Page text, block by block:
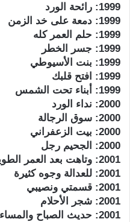
1999: رائحة الورد
1999: دمعة على خد الزمن
1999: حلم العمر كله
1999: جسر الخطر
1999: بنت الأسيوطي
1999: افتح قلبك
1999: أبناء تحت الشمس
2000: نداء الورد
2000: سوق الرجالة
2000: بيت الزعفراني
2000: الجحيم رجل
2001: وتاهت بعد العمر الطويل
2001: للعدالة وجوه كثيرة
2001: قسمتي ونصيبي
2001: شجر الأحلام
2001: حديث الصباح والمساء